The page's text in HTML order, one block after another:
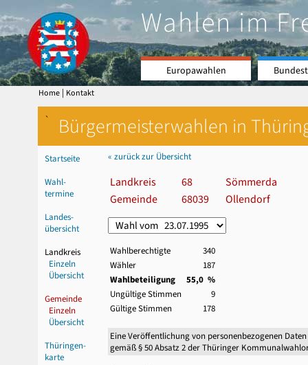
Wahlen im
Europawahlen
Home | Kontakt
` Bürgermeisterwahlen in
Startseite
Wahl-
termine
Landes-
übersicht
Landkreis
Einzeln
Übersicht
Gemeinde
Einzeln
Übersicht
Thüringen-
karte
« zurück zur Übersicht
Landkreis 68
Sömmerda
Gemeinde
68039 Ollendorf
Wahlberechtigte
340
Wähler
187
Wahlbeteiligung
55,0 %
Ungültige Stimmen
9
Gültige Stimmen
178
Eine Veröffentlichung von personenbezogenen
gemäß § 50 Absatz 2 der Thüringer